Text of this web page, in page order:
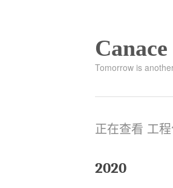
Tomorrow is
正在查看 工
2020